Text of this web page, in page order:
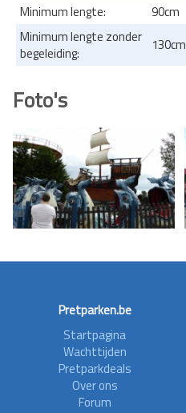
Minimum lengte:
90cm
Minimum lengte zonder
begeleiding:
130cm
Foto's
Pretparken.be
Startpagina
Wachttijden
Pretparkdeals
Over ons
Forum